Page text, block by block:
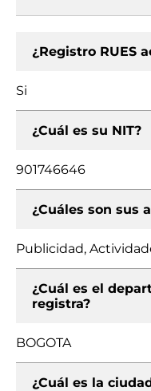
¿Registro RUES
Si
¿Cuál es su NIT?
901746646
¿Cuáles son sus
Publicidad,
¿Cuál es el
registra?
BOGOTA
¿Cuál es la